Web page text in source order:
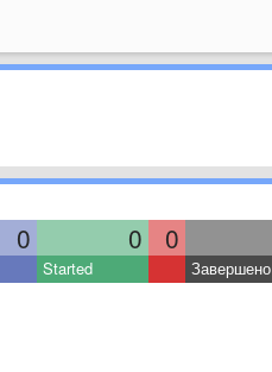
0 0 0
Started Завершено